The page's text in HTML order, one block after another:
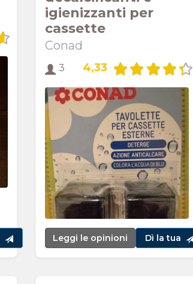
igienizzanti per
cassette
Conad
3 4,33
Leggi le opinioni Dì la tua